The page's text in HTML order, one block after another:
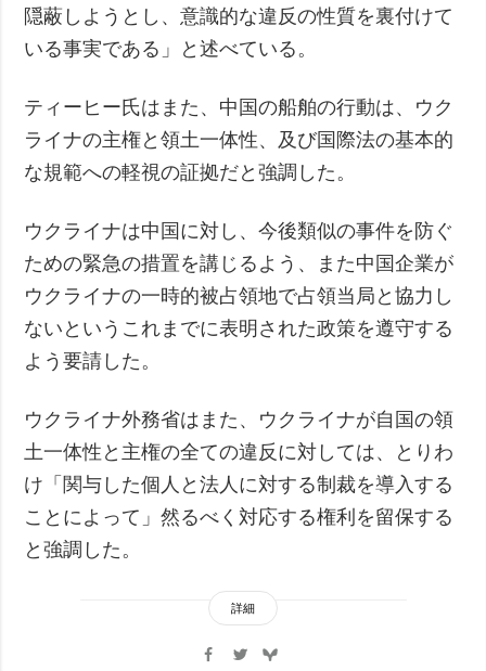
隠蔽しようとし、意識的な違反の性質を裏付けて
いる事実である」と述べている。
ティーヒー氏はまた、中国の船舶の行動は、ウク
ライナの主権と領土一体性、及び国際法の基本的
な規範への軽視の証拠だと強調した。
ウクライナは中国に対し、今後類似の事件を防ぐ
ための緊急の措置を講じるよう、また中国企業が
ウクライナの一時的被占領地で占領当局と協力し
ないというこれまでに表明された政策を遵守する
よう要請した。
ウクライナ外務省はまた、ウクライナが自国の領
土一体性と主権の全ての違反に対しては、とりわ
け「関与した個人と法人に対する制裁を導入する
ことによって」然るべく対応する権利を留保する
と強調した。
詳細